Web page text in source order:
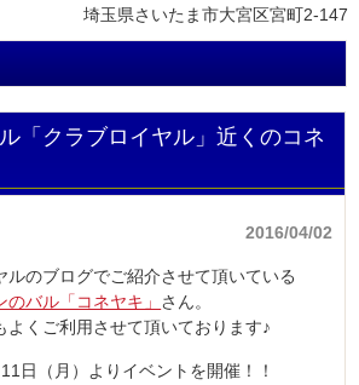
埼玉県さいたま市大宮区宮町2-147
「クラブロイヤル」近くのコネ
2016/04/02
ルのブログでご紹介させて頂いている
バル「コネヤキ」 さん。
よくご利用させて頂いております♪
日（月）よりイベントを開催！！